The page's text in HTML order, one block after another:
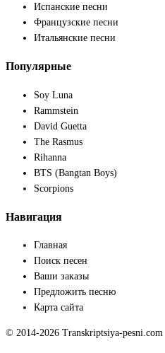
Испанские песни
Французские песни
Итальянские песни
Популярные
Soy Luna
Rammstein
David Guetta
The Rasmus
Rihanna
BTS (Bangtan Boys)
Scorpions
Навигация
Главная
Поиск песен
Ваши заказы
Предложить песню
Карта сайта
© 2014-2026 Transkriptsiya-pesni.com